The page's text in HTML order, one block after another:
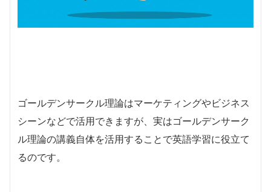
ゴールデンサークル理論はマーケティングやビジネス
シーンなどで活用できますが、実はゴールデンサーク
ル理論の講義自体を活用することで英語学習に役立て
るのです。